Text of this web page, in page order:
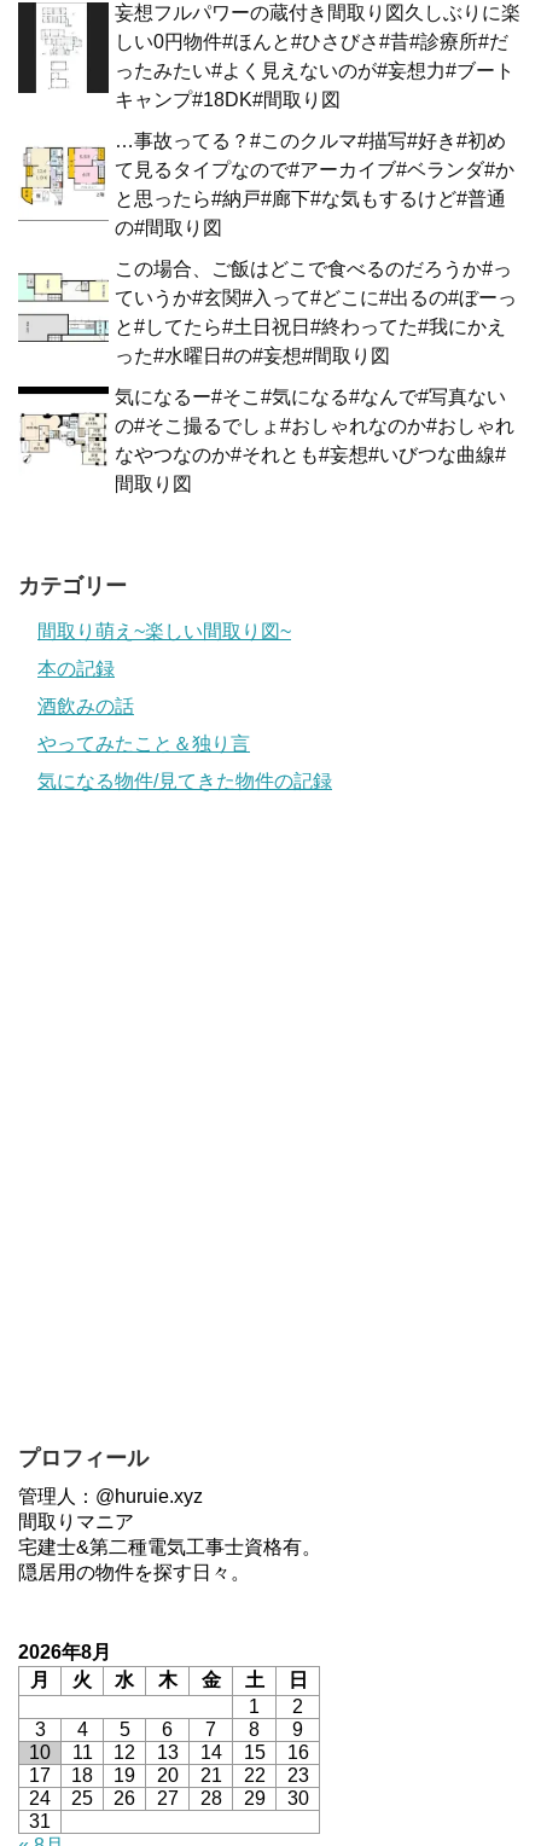
妄想フルパワーの蔵付き間取り図久しぶりに楽
しい0円物件#ほんと#ひさびさ#昔#診療所#だ
ったみたい#よく見えないのが#妄想力#ブート
キャンプ#18DK#間取り図
…事故ってる？#このクルマ#描写#好き#初め
て見るタイプなので#アーカイブ#ベランダ#か
と思ったら#納戸#廊下#な気もするけど#普通
の#間取り図
この場合、ご飯はどこで食べるのだろうか#っ
ていうか#玄関#入って#どこに#出るの#ぼーっ
と#してたら#土日祝日#終わってた#我にかえ
った#水曜日#の#妄想#間取り図
気になるー#そこ#気になる#なんで#写真ない
の#そこ撮るでしょ#おしゃれなのか#おしゃれ
なやつなのか#それとも#妄想#いびつな曲線#
間取り図
カテゴリー
間取り萌え~楽しい間取り図~
本の記録
酒飲みの話
やってみたこと＆独り言
気になる物件/見てきた物件の記録
プロフィール
管理人：@huruie.xyz
間取りマニア
宅建士&第二種電気工事士資格有。
隠居用の物件を探す日々。
2026年8月
月
火 水 木 金 土
日
1
2
3
4 5 6 7 8
9
10
11 12 13 14 15
16
17
18 19 20 21 22
23
24
25 26 27 28 29
30
31